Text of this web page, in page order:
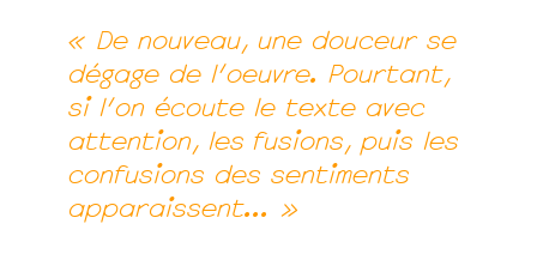
« De nouveau, une douceur se
dégage de l’oeuvre. Pourtant,
si l’on écoute le texte avec
attention, les fusions, puis les
confusions des sentiments
apparaissent... »